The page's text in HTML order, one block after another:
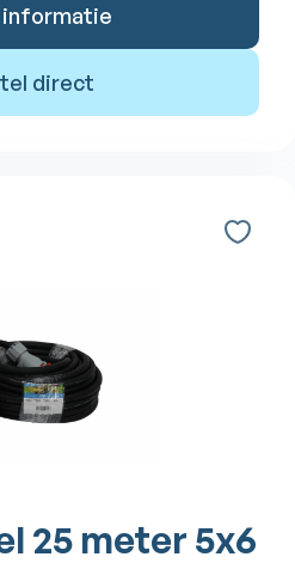
informatie
direct
25 meter 5x6